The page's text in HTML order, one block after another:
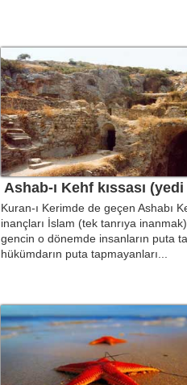
Ashab-ı Kehf kıssası
Kuran-ı Kerimde de geçen Ashabı
inançları İslam (tek tanrıya
gencin o dönemde insanların puta
hükümdarın puta tapmayanları...